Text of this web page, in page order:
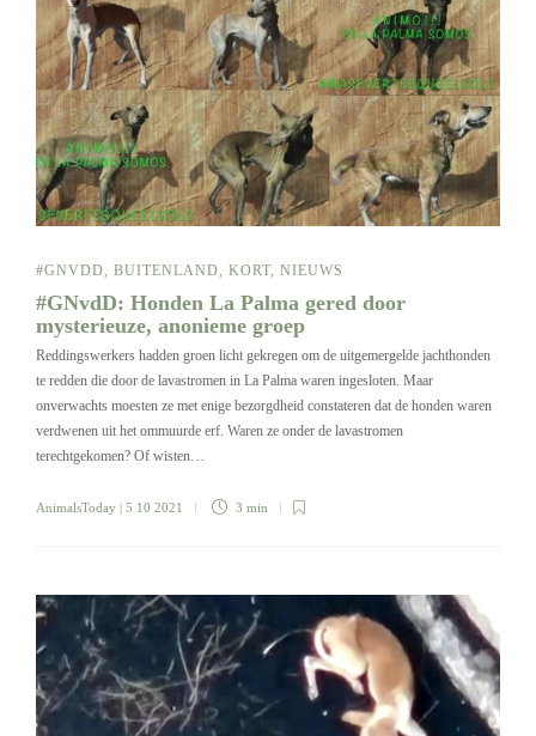
#GNVDD, BUITENLAND, KORT, NIEUWS
#GNvdD: Honden La Palma gered door
mysterieuze, anonieme groep
Reddingswerkers hadden groen licht gekregen om de uitgemergelde jachthonden
te redden die door de lavastromen in La Palma waren ingesloten. Maar
onverwachts moesten ze met enige bezorgdheid constateren dat de honden waren
verdwenen uit het ommuurde erf. Waren ze onder de lavastromen
terechtgekomen? Of wisten…
AnimalsToday | 5 10 2021 3 min